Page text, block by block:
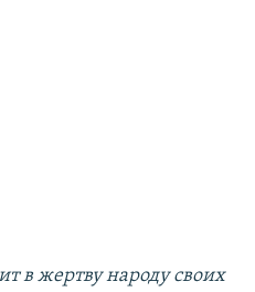
в жертву народу своих